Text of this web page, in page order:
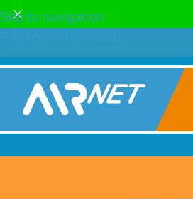
Skip to navigation